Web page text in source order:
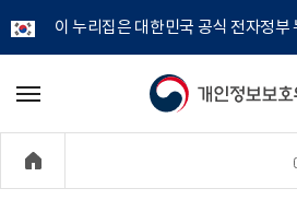
이 누리집은 대한민국 공식 전자정부
개
메
기